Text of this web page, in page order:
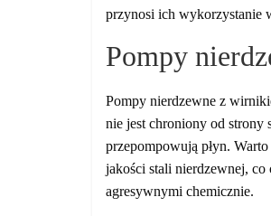
przynosi ich wykorzystanie
Pompy
Pompy nierdzewne z
nie jest chroniony od strony
przepompowują płyn.
jakości stali nierdzewnej,
agresywnymi chemicznie.